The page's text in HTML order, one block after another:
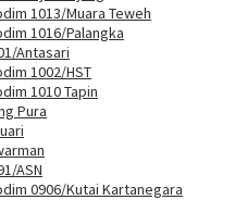
1013/Muara Teweh
1016/Palangka
Antasari
1002/HST
1010 Tapin
Pura
ASN
0906/Kutai Kartanegara